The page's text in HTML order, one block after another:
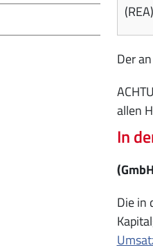
Der
allen
In
Die in